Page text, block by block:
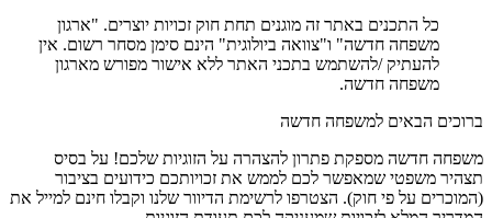
כל התכנים באתר זה מוגנים תחת חוק זכויות יוצרים. "ארגון
משפחה חדשה" ו"צוואה ביולוגית" הינם סימן מסחר רשום. אין
להעתיק /להשתמש בתכני האתר ללא אישור מפורש מארגון
משפחה חדשה.
ברוכים הבאים למשפחה חדשה
משפחה חדשה מספקת פתרון להצהרה על הזוגיות שלכם! על בסיס
תצהיר משפטי שמאפשר לכם לממש את זכויותכם כידועים בציבור
(המוכרים על פי חוק). הצטרפו לרשימת הדיוור שלנו וקבלו חינם למייל את